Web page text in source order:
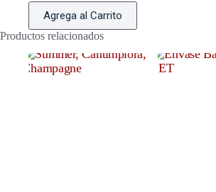
Agrega al Carrito
Productos relacionados